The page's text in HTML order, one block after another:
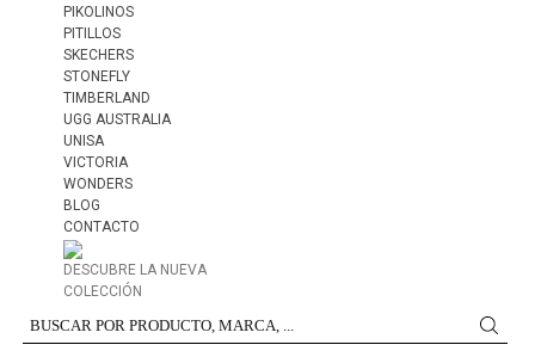
PIKOLINOS
PITILLOS
SKECHERS
STONEFLY
TIMBERLAND
UGG AUSTRALIA
UNISA
VICTORIA
WONDERS
BLOG
CONTACTO
DESCUBRE LA NUEVA
COLECCIÓN